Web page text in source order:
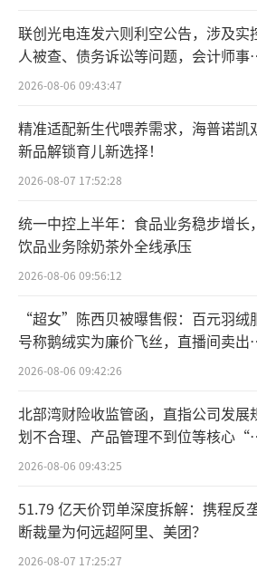
销量持续低迷，广汽菲
走高。广汽集团曾发布公告
经营已陷入全面停滞。截至
广汽菲克（未经审计）总资
负债81.13亿元，资产负债率
2年7月，Stellantis集团发布
集团协商终止本地合资企业
未来将在华分销Jeep品牌进
月，广汽菲克因实际资产无
已基本停止经营，向法院申
破产程序。
广汽菲克在国内相继投
生产基地。2021年9月，因产
s集团宣布关停广汽菲克广州
被广汽埃安接手用于生产纯
汽菲克长沙工厂再度流拍，
专家委员会成员颜景辉认为
广汽菲克长沙工厂多为燃油
源转型阶段，该工厂的现有
联创光电连发六则利空公告，涉及实
人被查、债务诉讼等问题，会计师事
所曾出具“保留意见”
2026-08-06 09:43:47
精准适配新生代喂养需求，海普诺凯
新品解锁育儿新选择！
2026-08-07 17:52:28
统一中控上半年：食品业务稳步增长，
饮品业务除奶茶外全线承压
2026-08-06 09:56:12
“超女”陈西贝被曝售假：百元羽绒
号称鹅绒实为廉价飞丝，直播间卖出
百万元
2026-08-06 09:42:26
北部湾财险收监管函，直指公司发展
划不合理、产品管理不到位等核心“
点”
2026-08-06 09:43:25
51.79 亿天价罚单深度拆解：携程反
断裁量为何远超阿里、美团？
2026-08-07 17:25:27